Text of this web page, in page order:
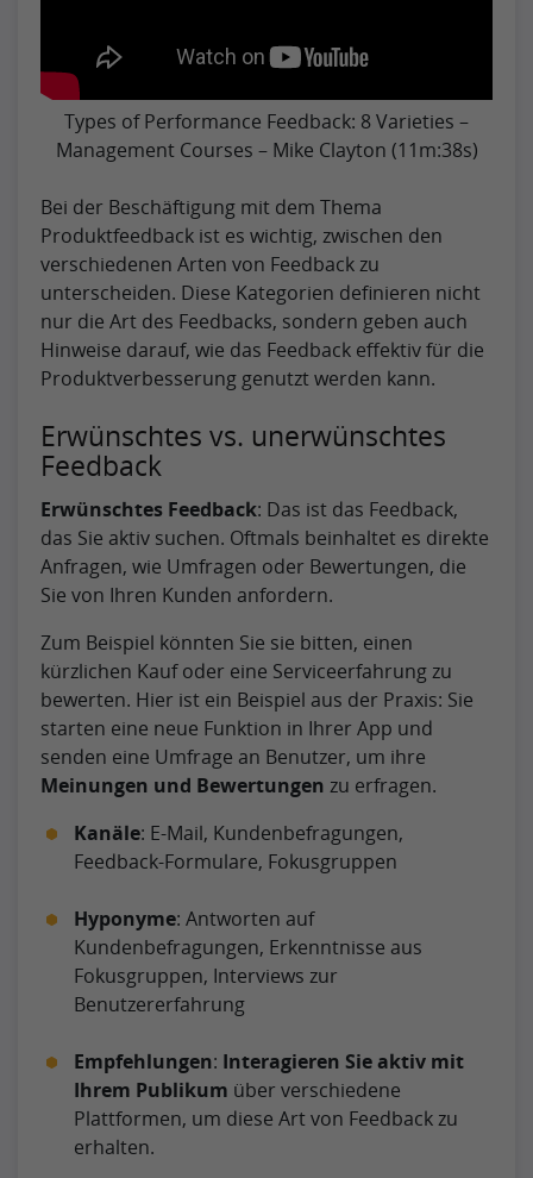
Types of Performance Feedback: 8 Varieties –
Management Courses – Mike Clayton (11m:38s)
Bei der Beschäftigung mit dem Thema
Produktfeedback ist es wichtig, zwischen den
verschiedenen Arten von Feedback zu
unterscheiden. Diese Kategorien definieren nicht
nur die Art des Feedbacks, sondern geben auch
Hinweise darauf, wie das Feedback effektiv für die
Produktverbesserung genutzt werden kann.
Erwünschtes vs. unerwünschtes
Feedback
Erwünschtes Feedback: Das ist das Feedback,
das Sie aktiv suchen. Oftmals beinhaltet es direkte
Anfragen, wie Umfragen oder Bewertungen, die
Sie von Ihren Kunden anfordern.
Zum Beispiel könnten Sie sie bitten, einen
kürzlichen Kauf oder eine Serviceerfahrung zu
bewerten. Hier ist ein Beispiel aus der Praxis: Sie
starten eine neue Funktion in Ihrer App und
senden eine Umfrage an Benutzer, um ihre
Meinungen und Bewertungen zu erfragen.
Kanäle: E-Mail, Kundenbefragungen,
Feedback-Formulare, Fokusgruppen
Hyponyme: Antworten auf
Kundenbefragungen, Erkenntnisse aus
Fokusgruppen, Interviews zur
Benutzererfahrung
Empfehlungen: Interagieren Sie aktiv mit
Ihrem Publikum über verschiedene
Plattformen, um diese Art von Feedback zu
erhalten.